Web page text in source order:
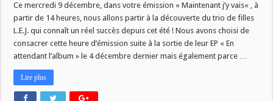
Ce mercredi 9 décembre, dans votre émission « Maintenant j’y vais« , à
partir de 14 heures, nous allons partir à la découverte du trio de filles
L.E.J. qui connaît un réel succès depuis cet été ! Nous avons choisi de
consacrer cette heure d’émission suite à la sortie de leur EP « En
attendant l’album » le 4 décembre dernier mais également parce …
Lire plus